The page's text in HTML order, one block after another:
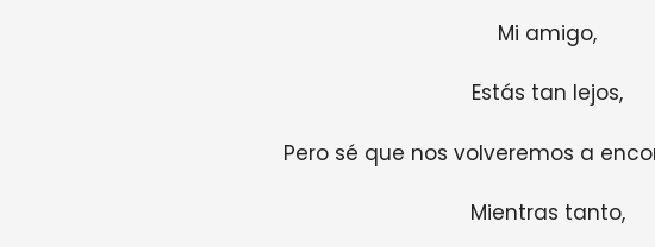
Mi amigo,
Estás tan lejos,
Pero sé que nos volveremos a
Mientras tanto,